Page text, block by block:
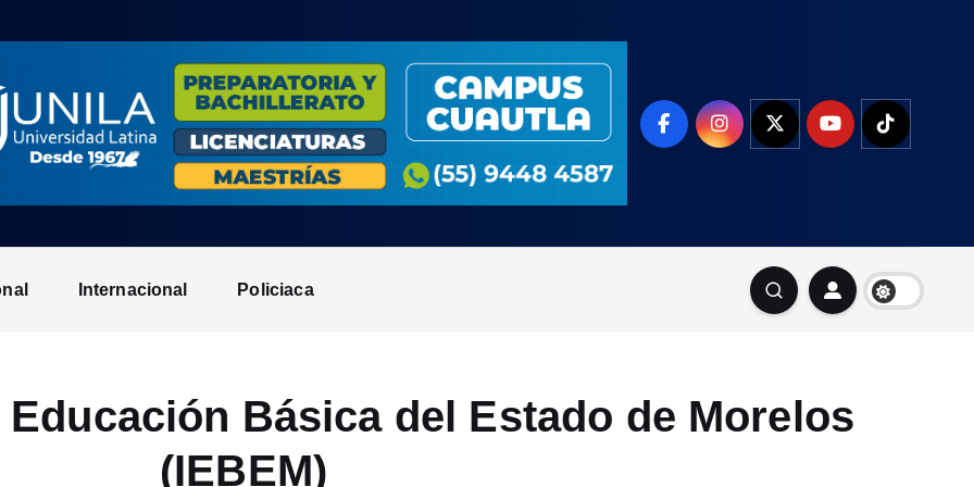
Internacional Policiaca
Básica del Estado de Morelos
(IEBEM)